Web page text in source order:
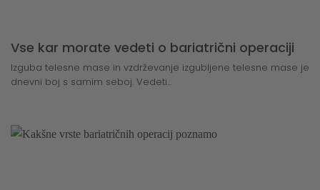
Vse kar morate vedeti o bariatrični operaciji
Izguba telesne mase in vzdrževanje izgubljene telesne mase je
dnevni boj s samim seboj. Vedeti...